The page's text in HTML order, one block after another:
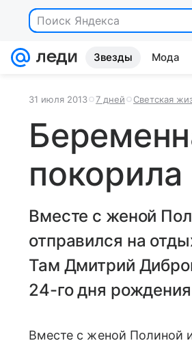
Поиск Яндекса
Звезды Мода
31 июля 2013 7 дней Светская
Вместе с женой
отправился на
Там Дмитрий
24-го дня
Вместе с женой Полиной